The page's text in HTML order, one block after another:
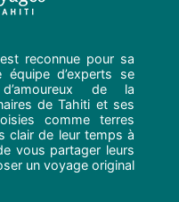
reconnue pour sa
d’experts se
de la
de Tahiti et ses
comme terres
clair de leur temps à
vous partager leurs
un voyage original